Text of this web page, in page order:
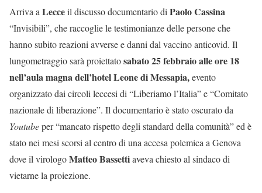
Arriva a Lecceil discusso documentario di Paolo Cassina
“Invisibili”, che raccoglie le testimonianze delle persone che
hanno subito reazioni avverse e danni dal vaccino anticovid. Il
lungometraggio sarà proiettatosabato 25 febbraio alle ore 18
nell’aula magna dell’hotel Leone di Messapia,evento
organizzato dai circoli leccesi di “Liberiamo l’Italia” e “Comitato
nazionale di liberazione”. Il documentario è stato oscurato da
Youtubeper “mancato rispetto degli standard della comunità” ed è
stato nei mesi scorsi al centro di una accesa polemica a Genova
dove il virologoMatteo Bassettiaveva chiesto al sindaco di
vietarne la proiezione.